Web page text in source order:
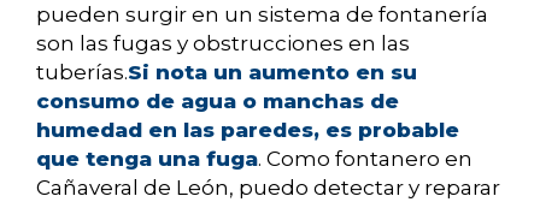
pueden surgir en un sistema de fontanería
son las fugas y obstrucciones en las
tuberías.Si nota un aumento en su
consumo de agua o manchas de
humedad en las paredes, es probable
que tenga una fuga. Como fontanero en
Cañaveral de León, puedo detectar y reparar